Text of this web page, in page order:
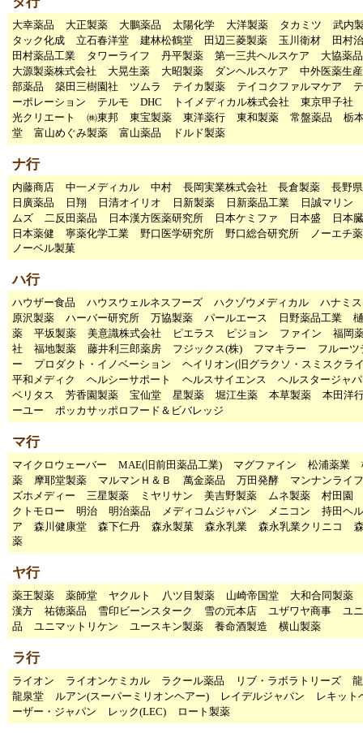
大幸薬品 大正製薬 大鵬薬品 太陽化学 大洋製薬 タカミツ
武内
タック化成
立石春洋堂 建林松鶴堂 田辺三菱製薬 玉川衛材
田村
田村薬品工業
タワーライフ 丹平製薬 第一三共ヘルスケア
大協薬
大源製薬株式会社
大晃生薬 大昭製薬 ダンヘルスケア
中外医薬生産
部薬品
築田三樹園社 ツムラ テイカ製薬 テイコクファルマケア
ーポレーション
テルモ DHC トイメディカル株式会社
東京甲子社
光クリエート
㈱東邦 東宝製薬 東洋薬行 東和製薬 常盤薬品
栃
堂
富山めぐみ製薬 富山薬品 ドルド製薬
ナ行
内藤商店 中一メディカル 中村 長岡実業株式会社 長倉製薬
長野
日廣薬品
日翔 日清オイリオ 日新製薬 日新薬品工業
日誠マリン
ムズ
二反田薬品 日本漢方医薬研究所 日本ケミファ 日本盛
日本
日本薬健
寧薬化学工業 野口医学研究所 野口総合研究所
ノーエチ
ノーベル製菓
ハ行
ハウザー食品 ハウスウェルネスフーズ ハクゾウメディカル
ハナミ
原沢製薬
ハーバー研究所 万協製薬 パールエース 日野薬品工業
薬
平坂製薬 美意識株式会社 ピエラス ピジョン ファイン
福岡
社
福地製薬 藤井利三郎薬房 フジックス(株) フマキラー
フルーツ
ー
プロダクト・イノベーション
ヘイリオン(旧グラクソ・スミスクラ
平和メディク
ヘルシーサポート ヘルスサイエンス
ヘルスタージャ
ベリタス
芳香園製薬 宝仙堂 星製薬 堀江生薬 本草製薬
本田洋
ーユー
ポッカサッポロフード＆ビバレッジ
マ行
マイクロウェーバー MAE(旧前田薬品工業) マグファイン 松浦薬業
薬
摩耶堂製薬 マルマンＨ＆Ｂ 萬金薬品 万田発酵
マンナンライ
ズホメディー
三星製薬 ミヤリサン 美吉野製薬 ムネ製薬
村田園
クトモロー
明治 明治薬品 メディコムジャパン メニコン
持田ヘ
ア
森川健康堂 森下仁丹 森永製菓 森永乳業 森永乳業クリニコ
薬
ヤ行
薬王製薬 薬師堂 ヤクルト 八ツ目製薬 山崎帝国堂
大和合同製薬
漢方
祐徳薬品 雪印ビーンスターク 雪の元本店 ユザワヤ商事
ユ
品
ユニマットリケン ユースキン製薬 養命酒製造 横山製薬
ラ行
ライオン ライオンケミカル ラクール薬品 リブ・ラボラトリーズ
龍泉堂
ルアン(スーパーミリオンヘアー) レイデルジャパン
レキット
ーザー・ジャパン
レック(LEC) ロート製薬